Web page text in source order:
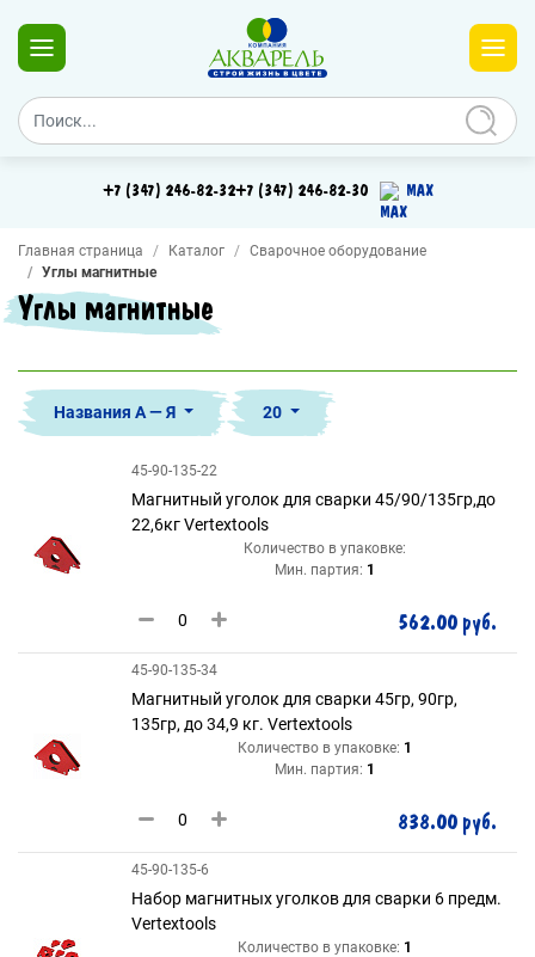
+7 (347) 246-82-32+7 (347) 246-82-30 MAX
Главная страница Каталог
Сварочное оборудование
Углы магнитные
Углы магнитные
Названия А — Я 20
45-90-135-22
Магнитный уголок для сварки 45/90/135гр,до
22,6кг Vertextools
Количество в упаковке:
Мин. партия: 1
562.00 руб.
45-90-135-34
Магнитный уголок для сварки 45гр, 90гр,
135гр, до 34,9 кг. Vertextools
Количество в упаковке: 1
Мин. партия: 1
838.00 руб.
45-90-135-6
Набор магнитных уголков для сварки 6 предм.
Vertextools
Количество в упаковке: 1